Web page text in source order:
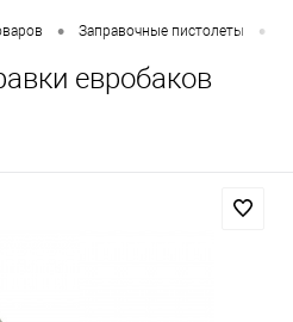
• Заправочные пистолеты •
евробаков